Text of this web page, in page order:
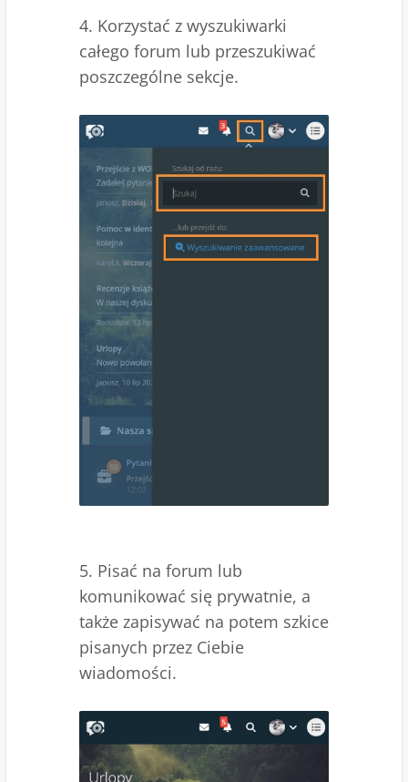
4. Korzystać z wyszukiwarki
całego forum lub przeszukiwać
poszczególne sekcje.
5. Pisać na forum lub
komunikować się prywatnie, a
także zapisywać na potem szkice
pisanych przez Ciebie
wiadomości.